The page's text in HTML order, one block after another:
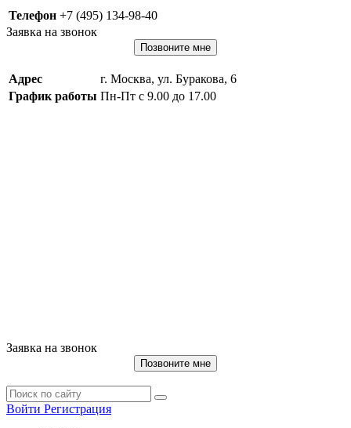
Телефон +7 (495) 134-98-40
Заявка на звонок
Позвоните мне
Адрес
г. Москва, ул. Буракова, 6
График работы Пн-Пт с 9.00 до 17.00
Заявка на звонок
Позвоните мне
Войти Регистрация